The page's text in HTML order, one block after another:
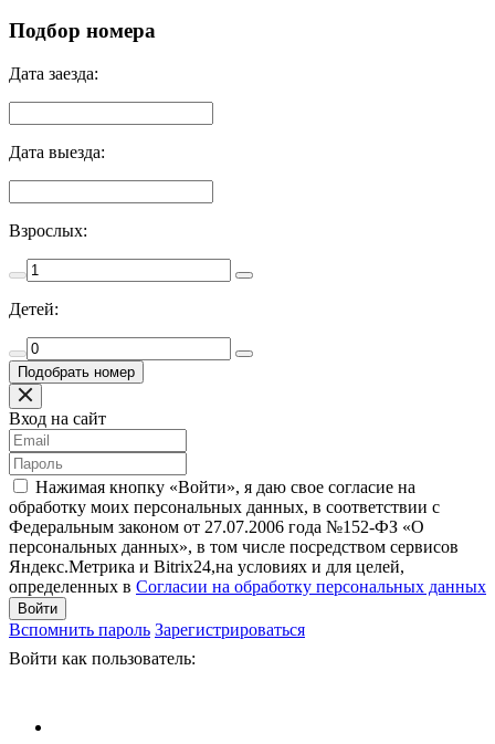
Подбор номера
Дата заезда:
Дата выезда:
Взрослых:
Детей:
Вход на сайт
Нажимая кнопку «Войти», я даю свое согласие на
обработку моих персональных данных, в соответствии с
Федеральным законом от 27.07.2006 года №152-ФЗ «О
персональных данных», в том числе посредством сервисов
Яндекс.Метрика и Bitrix24,на условиях и для целей,
определенных в Согласии на обработку персональных данных
Войти
Вспомнить пароль Зарегистрироваться
Войти как пользователь: